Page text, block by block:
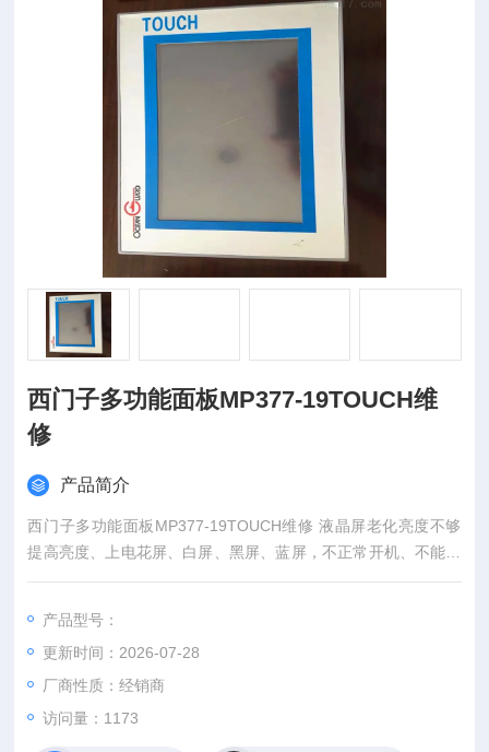
西门子多功能面板MP377-19TOUCH维
修
产品简介
西门子多功能面板MP377-19TOUCH维修 液晶屏老化亮度不够
提高亮度、上电花屏、白屏、黑屏、蓝屏，不正常开机、不能触
摸、触摸不准，按触摸屏无反应或反应慢、内容错乱、进不了系
应或损坏，电源板、高压板故障，液晶屏、主板坏等等，针对触
摸屏触摸镜片的损坏以及液晶屏的损坏，公司元件库配备有多种
型号的配件。
产品型号：
更新时间：2026-07-28
厂商性质：经销商
访问量：1173